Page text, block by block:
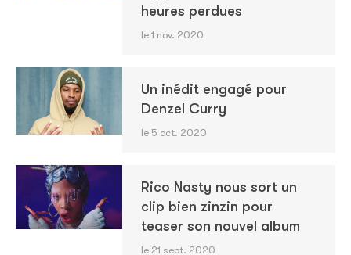
heures perdues
le 1 nov. 2020
Un inédit engagé pour
Denzel Curry
le 5 oct. 2020
Rico Nasty nous sort un
clip bien zinzin pour
teaser son nouvel album
le 21 sept. 2020